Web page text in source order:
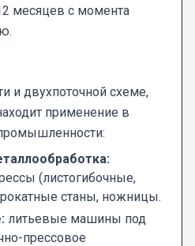
месяцев с момента
и двухпоточной схеме,
применение в
(листогибочные,
станы, ножницы.
литьевые машины под
прессовое